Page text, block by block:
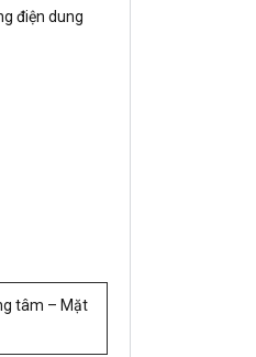
điện dung
tâm – Mặt